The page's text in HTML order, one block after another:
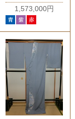
1,573,000円